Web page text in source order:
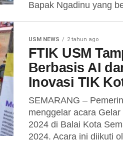
Bapak Ngadinu yang
USM NEWS 2 tahun ago
FTIK USM
Berbasis AI
Inovasi TIK
SEMARANG –
menggelar acara
2024 di Balai Kota
2024. Acara ini diikuti